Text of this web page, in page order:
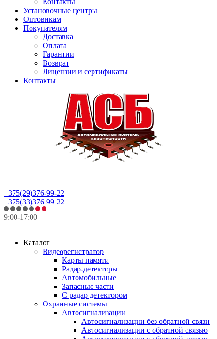
Контакты
Установочные центры
Оптовикам
Покупателям
Доставка
Оплата
Гарантии
Возврат
Лицензии и сертификаты
Контакты
+375(29)376-99-22
+375(33)376-99-22
9:00-17:00
Каталог
Видеорегистратор
Карты памяти
Радар-детекторы
Автомобильные
Запасные части
С радар детектором
Охранные системы
Автосигнализации
Автосигнализации без обратной связи
Автосигнализации с обратной связью